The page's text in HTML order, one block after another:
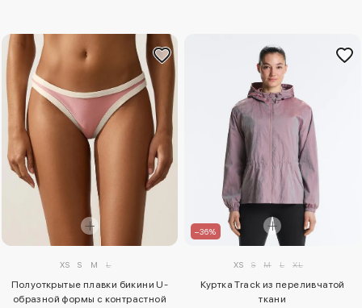
XS S M L
Полуоткрытые плавки бикини U-
образной формы с контрастной
–36%
XS S M L XL
Куртка Track из переливчатой
ткани